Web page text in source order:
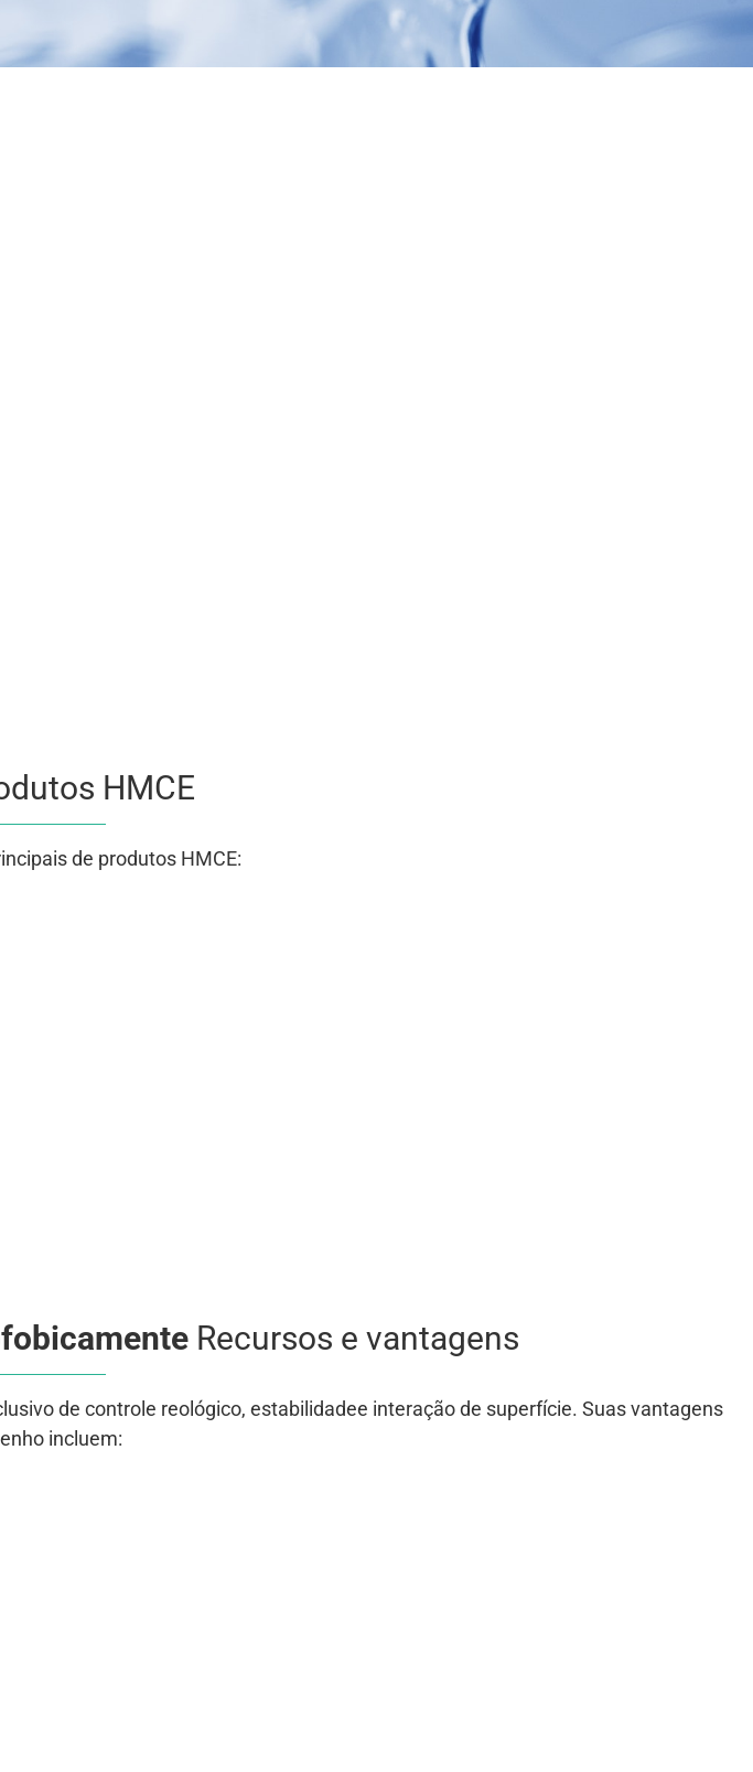
HMCE
de produtos HMCE:
Recursos e vantagens
de controle reológico, estabilidadee interação de superfície. Suas vantagens
incluem: